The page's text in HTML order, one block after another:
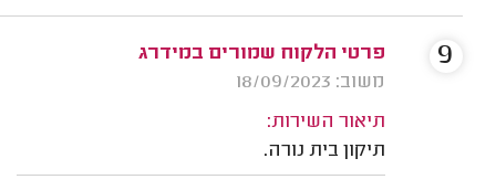
פרטי הלקוח שמורים במידרג
משוב: 18/09/2023
תיאור השירות:
תיקון בית נורה.
9